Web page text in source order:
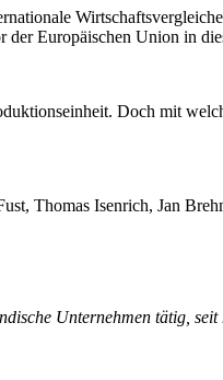
Europäischen Union in
Doch mit
Thomas Isenrich, Jan
Unternehmen tätig,